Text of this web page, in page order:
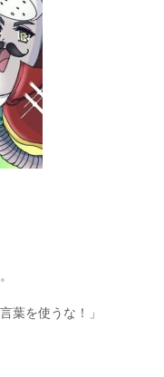
葉を使うな！」